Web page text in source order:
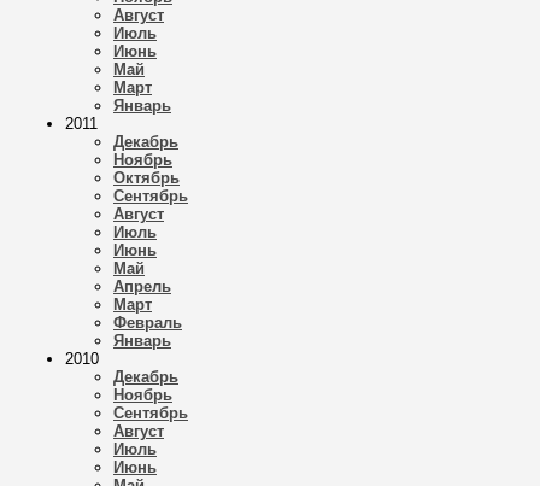
Август
Июль
Июнь
Май
Март
Январь
2011
Декабрь
Ноябрь
Октябрь
Сентябрь
Август
Июль
Июнь
Май
Апрель
Март
Февраль
Январь
2010
Декабрь
Ноябрь
Сентябрь
Август
Июль
Июнь